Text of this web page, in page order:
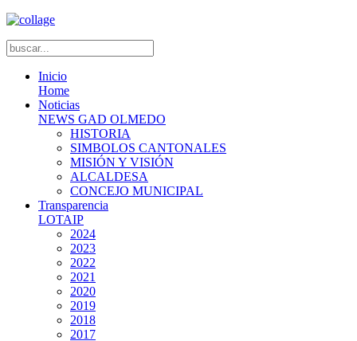
Inicio
Home
Noticias
NEWS GAD OLMEDO
HISTORIA
SIMBOLOS CANTONALES
MISIÓN Y VISIÓN
ALCALDESA
CONCEJO MUNICIPAL
Transparencia
LOTAIP
2024
2023
2022
2021
2020
2019
2018
2017